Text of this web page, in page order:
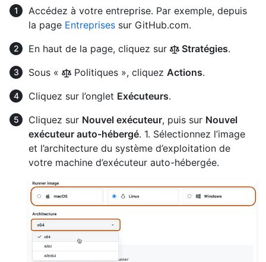
Accédez à votre entreprise. Par exemple, depuis
la page Entreprises sur GitHub.com.
En haut de la page, cliquez sur
Stratégies.
Sous «
Politiques », cliquez Actions.
Cliquez sur l’onglet Exécuteurs.
Cliquez sur Nouvel exécuteur, puis sur Nouvel
exécuteur auto-hébergé. 1. Sélectionnez l’image
et l’architecture du système d’exploitation de
votre machine d’exécuteur auto-hébergée.